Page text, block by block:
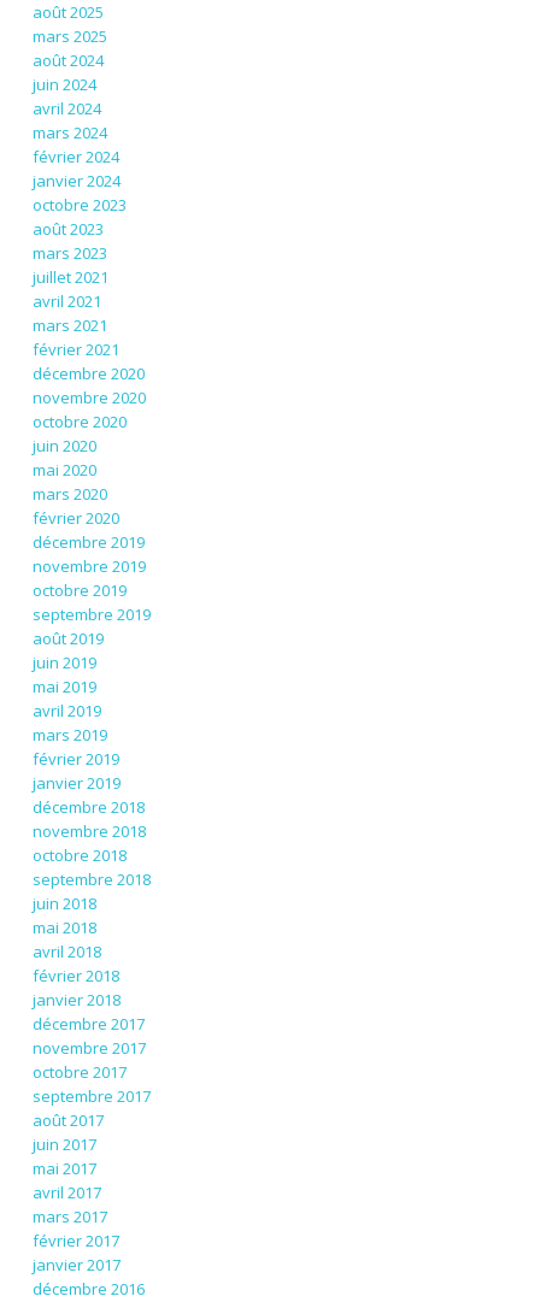
août 2025
mars 2025
août 2024
juin 2024
avril 2024
mars 2024
février 2024
janvier 2024
octobre 2023
août 2023
mars 2023
juillet 2021
avril 2021
mars 2021
février 2021
décembre 2020
novembre 2020
octobre 2020
juin 2020
mai 2020
mars 2020
février 2020
décembre 2019
novembre 2019
octobre 2019
septembre 2019
août 2019
juin 2019
mai 2019
avril 2019
mars 2019
février 2019
janvier 2019
décembre 2018
novembre 2018
octobre 2018
septembre 2018
juin 2018
mai 2018
avril 2018
février 2018
janvier 2018
décembre 2017
novembre 2017
octobre 2017
septembre 2017
août 2017
juin 2017
mai 2017
avril 2017
mars 2017
février 2017
janvier 2017
décembre 2016